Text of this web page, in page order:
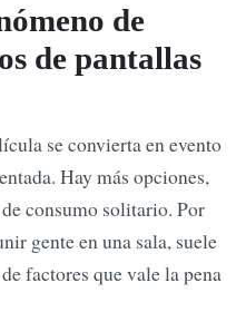
de
de pantallas
se convierta en evento
Hay más opciones,
consumo solitario. Por
gente en una sala, suele
factores que vale la pena